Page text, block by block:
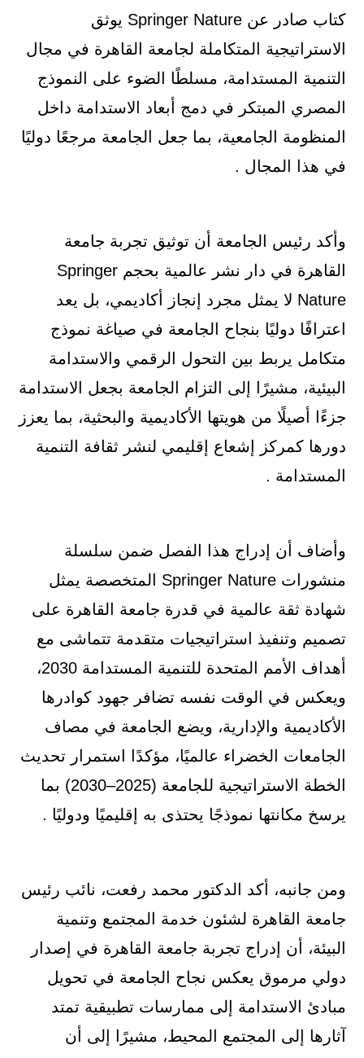
كتاب صادر عن Springer Nature يوثق
الاستراتيجية المتكاملة لجامعة القاهرة في مجال
التنمية المستدامة، مسلطًا الضوء على النموذج
المصري المبتكر في دمج أبعاد الاستدامة داخل
المنظومة الجامعية، بما جعل الجامعة مرجعًا دوليًا
في هذا المجال .
وأكد رئيس الجامعة أن توثيق تجربة جامعة
القاهرة في دار نشر عالمية بحجم Springer
Nature لا يمثل مجرد إنجاز أكاديمي، بل يعد
اعترافًا دوليًا بنجاح الجامعة في صياغة نموذج
متكامل يربط بين التحول الرقمي والاستدامة
البيئية، مشيرًا إلى التزام الجامعة بجعل الاستدامة
جزءًا أصيلًا من هويتها الأكاديمية والبحثية، بما يعزز
دورها كمركز إشعاع إقليمي لنشر ثقافة التنمية
المستدامة .
وأضاف أن إدراج هذا الفصل ضمن سلسلة
منشورات Springer Nature المتخصصة يمثل
شهادة ثقة عالمية في قدرة جامعة القاهرة على
تصميم وتنفيذ استراتيجيات متقدمة تتماشى مع
أهداف الأمم المتحدة للتنمية المستدامة 2030،
ويعكس في الوقت نفسه تضافر جهود كوادرها
الأكاديمية والإدارية، ويضع الجامعة في مصاف
الجامعات الخضراء عالميًا، مؤكدًا استمرار تحديث
الخطة الاستراتيجية للجامعة (2025–2030) بما
يرسخ مكانتها نموذجًا يحتذى به إقليميًا ودوليًا .
ومن جانبه، أكد الدكتور محمد رفعت، نائب رئيس
جامعة القاهرة لشئون خدمة المجتمع وتنمية
البيئة، أن إدراج تجربة جامعة القاهرة في إصدار
دولي مرموق يعكس نجاح الجامعة في تحويل
مبادئ الاستدامة إلى ممارسات تطبيقية تمتد
آثارها إلى المجتمع المحيط، مشيرًا إلى أن